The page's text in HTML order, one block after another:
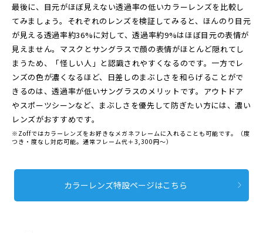
最後に、目元がほぼ見えない透過率の低いカラーレンズを比較し
てみましょう。それぞれのレンズを検証してみると、ほんのり目元
が見える透過率約36%に対して、透過率約9%はほぼ目元の表情が
見えません。マスクとサングラスで顔の表情がほとんど隠れてし
まうため、「怪しい人」と認識されやすくなるのです。一方でレ
ンズの色が濃くなるほど、日差しのまぶしさを和らげることがで
きるのは、透過率が低いサングラスのメリットです。アウトドア
やスポーツシーンなど、まぶしさを優先して防ぎたい方には、濃い
レンズがおすすめです。
※Zoffではカラーレンズをお好きなメガネフレームに入れることも可能です。（度
つき・度なし対応可能。通常フレーム代＋3,300円〜）
カラーレンズ特設ページはこちら